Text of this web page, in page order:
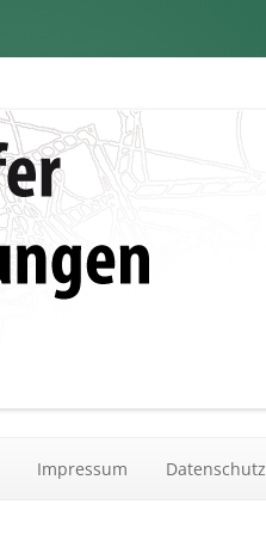
Impressum Datenschutz